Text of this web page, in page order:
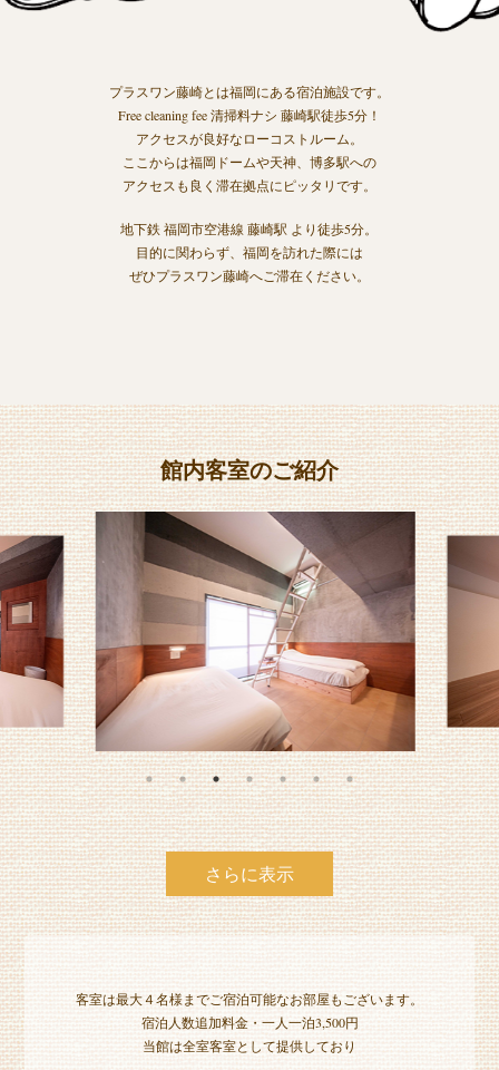
プラスワン藤崎とは福岡にある宿泊施設です。
Free cleaning fee 清掃料ナシ 藤崎駅徒歩5分！
アクセスが良好なローコストルーム。
ここからは福岡ドームや天神、博多駅への
アクセスも良く滞在拠点にピッタリです。
地下鉄 福岡市空港線 藤崎駅 より徒歩5分。
目的に関わらず、福岡を訪れた際には
ぜひプラスワン藤崎へご滞在ください。
館内客室のご紹介
さらに表示
客室は最大４名様までご宿泊可能なお部屋もございます。
宿泊人数追加料金・一人一泊3,500円
当館は全室客室として提供しており